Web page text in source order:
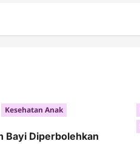
Kesehatan Anak
Bayi Diperbolehkan